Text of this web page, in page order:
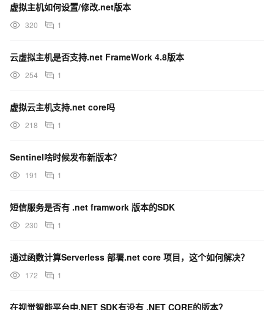
虚拟主机如何设置/修改.net版本
320 1
云虚拟主机是否支持.net FrameWork 4.8版本
254 1
虚拟云主机支持.net core吗
218 1
Sentinel啥时候发布新版本？
191 1
短信服务是否有 .net framwork 版本的SDK
230 1
通过函数计算Serverless 部署.net core 项目，这个如何解决？
172 1
在视觉智能平台中.NET SDK有没有 .NET CORE的版本？